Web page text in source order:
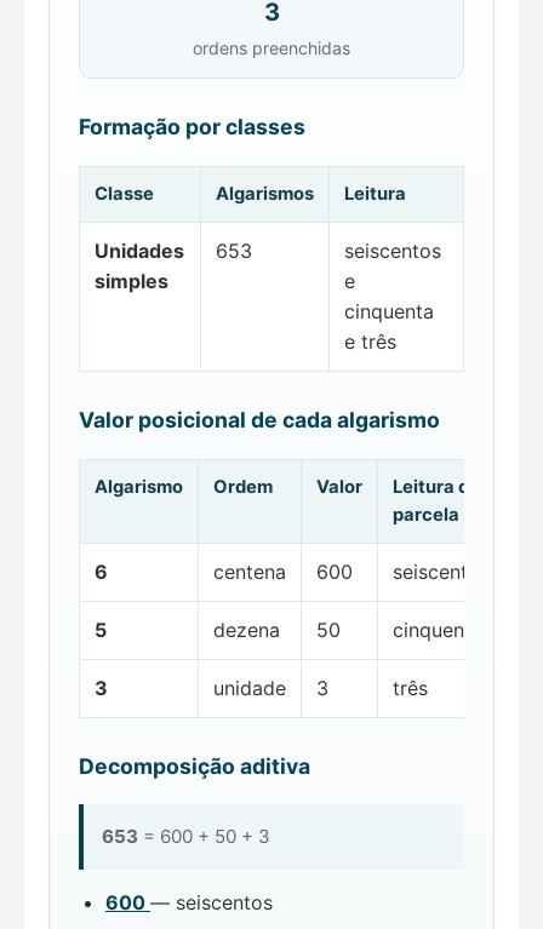
3
ordens preenchidas
Formação por classes
Classe Algarismos Leitura
Unidades
simples
653
seiscentos
e
cinquenta
e três
Valor posicional de cada algarismo
Algarismo Ordem Valor
Leitura da
parcela
6 centena 600 seiscentos
5 dezena 50 cinquenta
3 unidade 3 três
Decomposição aditiva
653 = 600 + 50 + 3
600 — seiscentos